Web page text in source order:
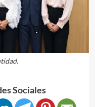
Sociales